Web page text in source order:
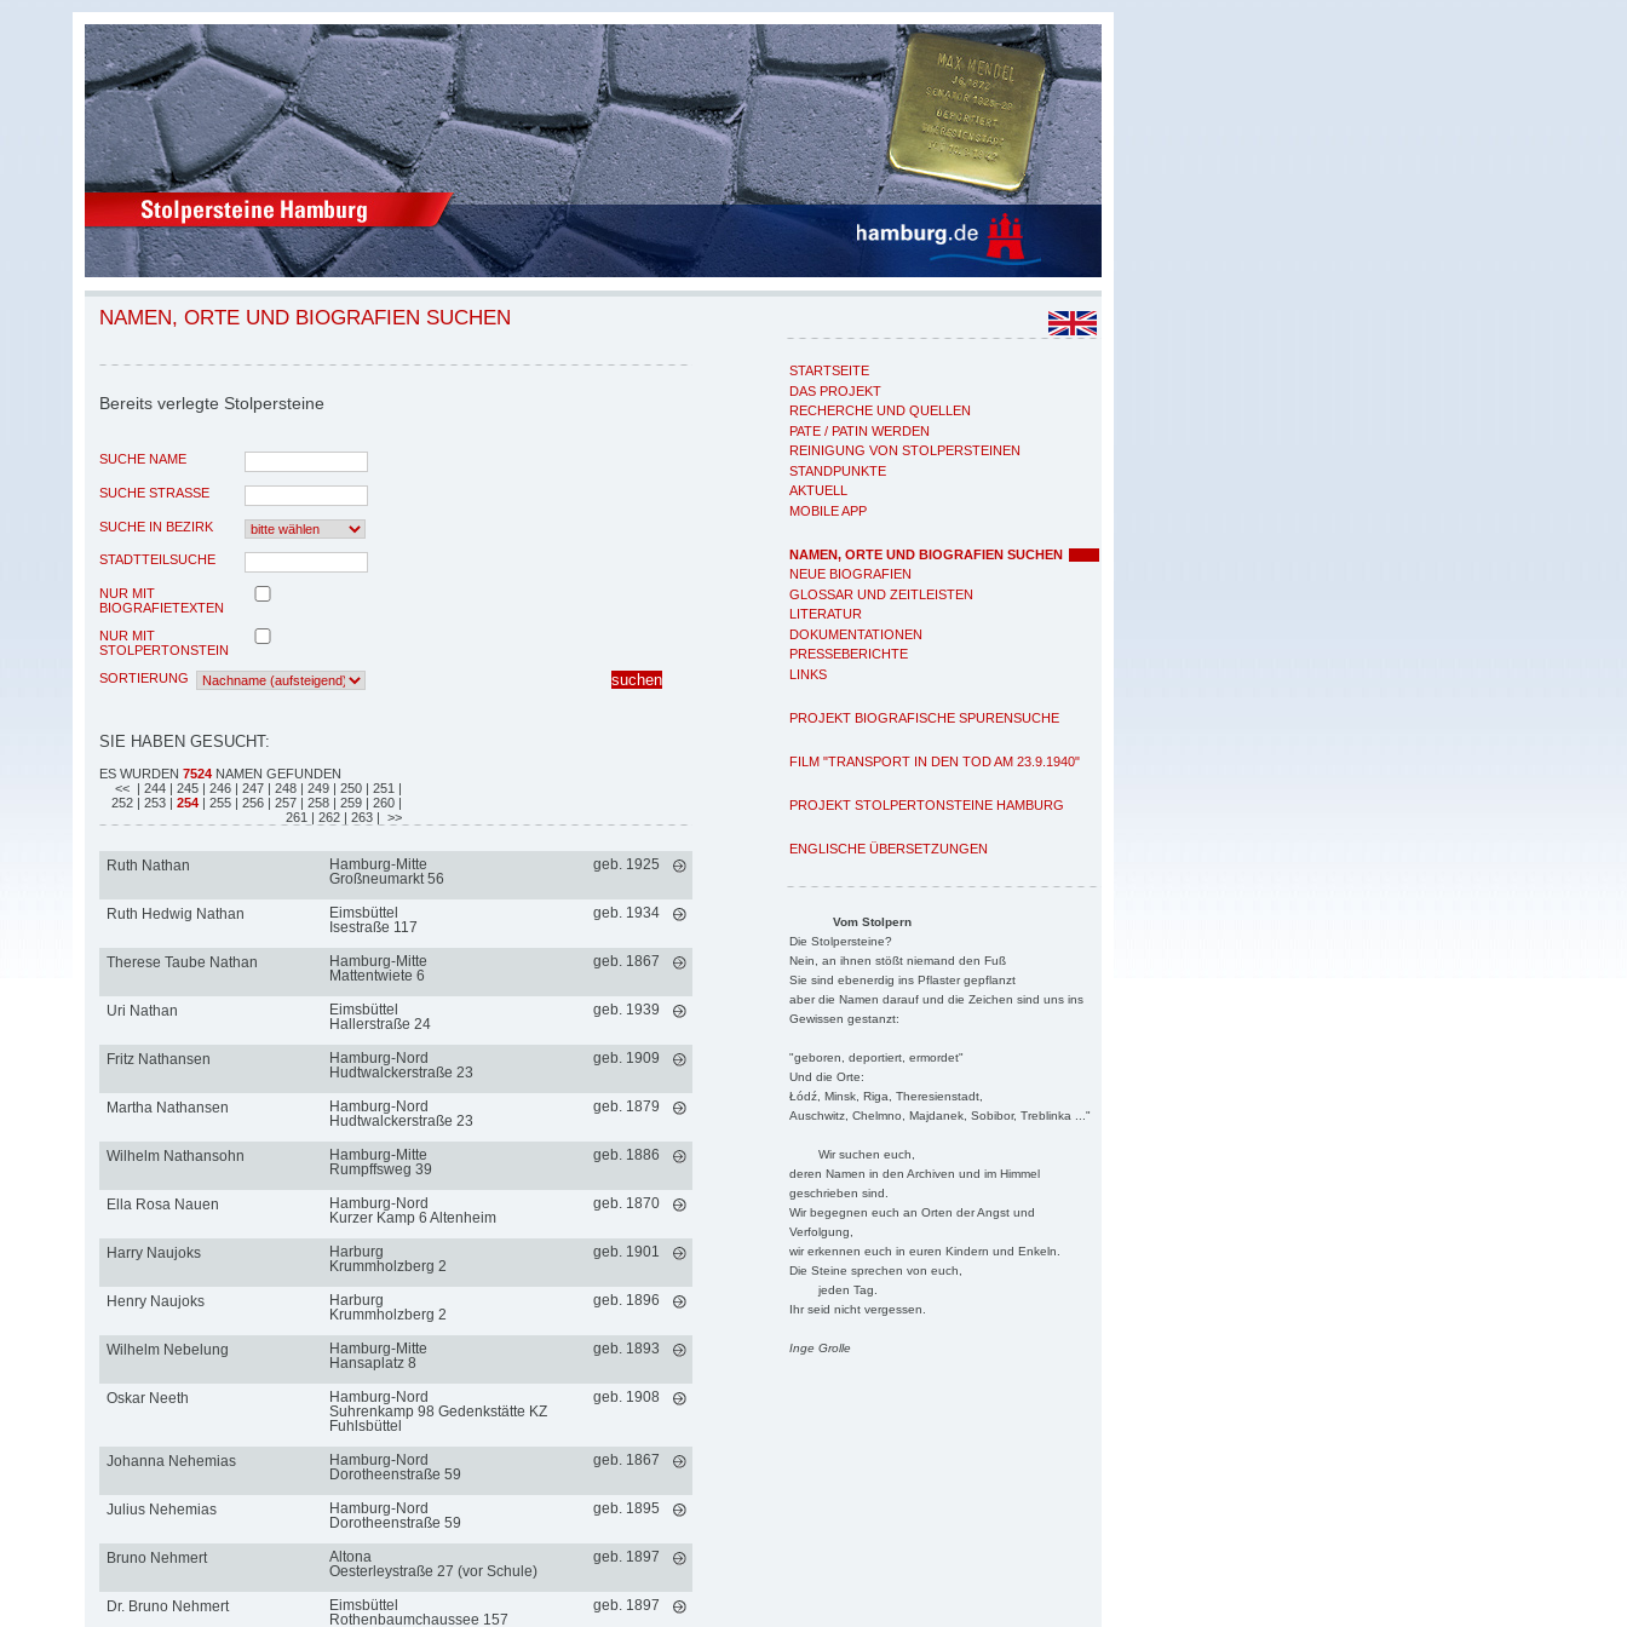
STARTSEITE
DAS PROJEKT
RECHERCHE UND QUELLEN
PATE / PATIN WERDEN
REINIGUNG VON STOLPERSTEINEN
STANDPUNKTE
AKTUELL
MOBILE APP
NAMEN, ORTE UND BIOGRAFIEN SUCHEN
NEUE BIOGRAFIEN
GLOSSAR UND ZEITLEISTEN
LITERATUR
DOKUMENTATIONEN
PRESSEBERICHTE
LINKS
PROJEKT BIOGRAFISCHE SPURENSUCHE
FILM "TRANSPORT IN DEN TOD AM 23.9.1940"
PROJEKT STOLPERTONSTEINE HAMBURG
ENGLISCHE ÜBERSETZUNGEN
Vom Stolpern
Die Stolpersteine?
Nein, an ihnen stößt niemand den Fuß
Sie sind ebenerdig ins Pflaster gepflanzt
aber die Namen darauf und die Zeichen sind uns ins
Gewissen gestanzt:
"geboren, deportiert, ermordet"
Und die Orte:
Łódź, Minsk, Riga, Theresienstadt,
Auschwitz, Chelmno, Majdanek, Sobibor, Treblinka ..."
Wir suchen euch,
deren Namen in den Archiven und im Himmel
geschrieben sind.
Wir begegnen euch an Orten der Angst und
Verfolgung,
wir erkennen euch in euren Kindern und Enkeln.
Die Steine sprechen von euch,
jeden Tag.
Ihr seid nicht vergessen.
Inge Grolle
NAMEN, ORTE UND BIOGRAFIEN SUCHEN
Bereits verlegte Stolpersteine
SUCHE NAME
SUCHE STRASSE
SUCHE IN BEZIRK
STADTTEILSUCHE
NUR MIT
BIOGRAFIETEXTEN
NUR MIT
STOLPERTONSTEIN
SORTIERUNG
SIE HABEN GESUCHT:
ES WURDEN 7524 NAMEN GEFUNDEN
<< | 244 | 245 | 246 | 247 | 248 | 249 | 250 | 251 |
252 | 253 | 254 | 255 | 256 | 257 | 258 | 259 | 260 |
261 | 262 | 263 | >>
Ruth Nathan
Hamburg-Mitte
Großneumarkt 56
geb. 1925
Ruth Hedwig Nathan
Eimsbüttel
Isestraße 117
geb. 1934
Therese Taube Nathan
Hamburg-Mitte
Mattentwiete 6
geb. 1867
Uri Nathan
Eimsbüttel
Hallerstraße 24
geb. 1939
Fritz Nathansen
Hamburg-Nord
Hudtwalckerstraße 23
geb. 1909
Martha Nathansen
Hamburg-Nord
Hudtwalckerstraße 23
geb. 1879
Wilhelm Nathansohn
Hamburg-Mitte
Rumpffsweg 39
geb. 1886
Ella Rosa Nauen
Hamburg-Nord
Kurzer Kamp 6 Altenheim
geb. 1870
Harry Naujoks
Harburg
Krummholzberg 2
geb. 1901
Henry Naujoks
Harburg
Krummholzberg 2
geb. 1896
Wilhelm Nebelung
Hamburg-Mitte
Hansaplatz 8
geb. 1893
Oskar Neeth
Hamburg-Nord
Suhrenkamp 98 Gedenkstätte KZ
Fuhlsbüttel
geb. 1908
Johanna Nehemias
Hamburg-Nord
Dorotheenstraße 59
geb. 1867
Julius Nehemias
Hamburg-Nord
Dorotheenstraße 59
geb. 1895
Bruno Nehmert
Altona
Oesterleystraße 27 (vor Schule)
geb. 1897
Dr. Bruno Nehmert
Eimsbüttel
Rothenbaumchaussee 157
geb. 1897